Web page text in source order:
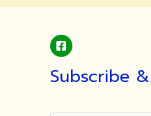
วทอ
28
Subscribe